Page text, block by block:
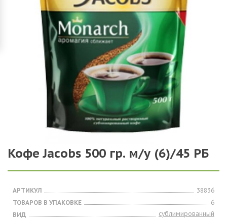
Кофе Jacobs 500 гр. м/у (6)/45 РБ
АРТИКУЛ
38836
ТОВАРОВ В УПАКОВКЕ
6
ВИД
сублимированный